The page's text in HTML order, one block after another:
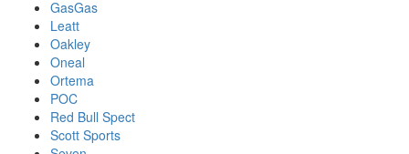
GasGas
Leatt
Oakley
Oneal
Ortema
POC
Red Bull Spect
Scott Sports